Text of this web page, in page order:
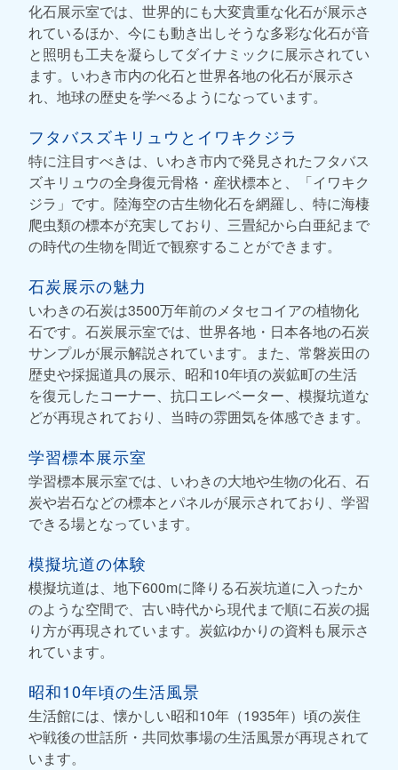
化石展示室では、世界的にも大変貴重な化石が展示さ
れているほか、今にも動き出しそうな多彩な化石が音
と照明も工夫を凝らしてダイナミックに展示されてい
ます。いわき市内の化石と世界各地の化石が展示さ
れ、地球の歴史を学べるようになっています。
フタバスズキリュウとイワキクジラ
特に注目すべきは、いわき市内で発見されたフタバス
ズキリュウの全身復元骨格・産状標本と、「イワキク
ジラ」です。陸海空の古生物化石を網羅し、特に海棲
爬虫類の標本が充実しており、三畳紀から白亜紀まで
の時代の生物を間近で観察することができます。
石炭展示の魅力
いわきの石炭は3500万年前のメタセコイアの植物化
石です。石炭展示室では、世界各地・日本各地の石炭
サンプルが展示解説されています。また、常磐炭田の
歴史や採掘道具の展示、昭和10年頃の炭鉱町の生活
を復元したコーナー、抗口エレベーター、模擬坑道な
どが再現されており、当時の雰囲気を体感できます。
学習標本展示室
学習標本展示室では、いわきの大地や生物の化石、石
炭や岩石などの標本とパネルが展示されており、学習
できる場となっています。
模擬坑道の体験
模擬坑道は、地下600mに降りる石炭坑道に入ったか
のような空間で、古い時代から現代まで順に石炭の掘
り方が再現されています。炭鉱ゆかりの資料も展示さ
れています。
昭和10年頃の生活風景
生活館には、懐かしい昭和10年（1935年）頃の炭住
や戦後の世話所・共同炊事場の生活風景が再現されて
います。